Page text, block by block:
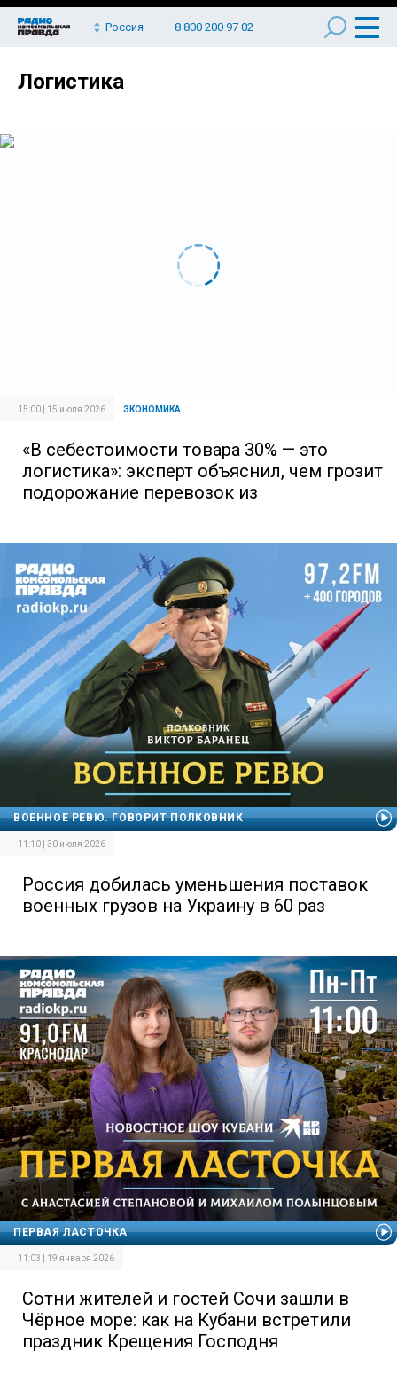
Россия 8 800 200 97 02
Логистика
15:00 | 15 июля 2026 ЭКОНОМИКА
«В себестоимости товара 30% — это
логистика»: эксперт объяснил, чем грозит
подорожание перевозок из
ВОЕННОЕ РЕВЮ. ГОВОРИТ ПОЛКОВНИК
11:10 | 30 июля 2026
Россия добилась уменьшения поставок
военных грузов на Украину в 60 раз
ПЕРВАЯ ЛАСТОЧКА
11:03 | 19 января 2026
Сотни жителей и гостей Сочи зашли в
Чёрное море: как на Кубани встретили
праздник Крещения Господня